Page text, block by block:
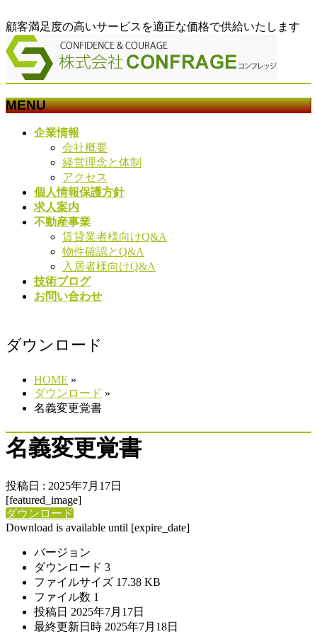
顧客満足度の高いサービスを適正な価格で供給いたします
MENU
企業情報
会社概要
経営理念と体制
アクセス
個人情報保護方針
求人案内
不動産事業
賃貸業者様向けQ&A
物件確認とQ&A
入居者様向けQ&A
技術ブログ
お問い合わせ
ダウンロード
HOME »
ダウンロード »
名義変更覚書
名義変更覚書
投稿日 : 2025年7月17日
[featured_image]
ダウンロード
Download is available until [expire_date]
バージョン
ダウンロード 3
ファイルサイズ 17.38 KB
ファイル数 1
投稿日 2025年7月17日
最終更新日時 2025年7月18日